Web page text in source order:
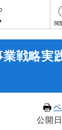
閲
戦略実
公開